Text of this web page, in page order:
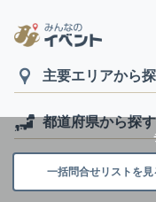
一括問合せリストを見
主要エリアから
都道府県から探す
利用目的から探す